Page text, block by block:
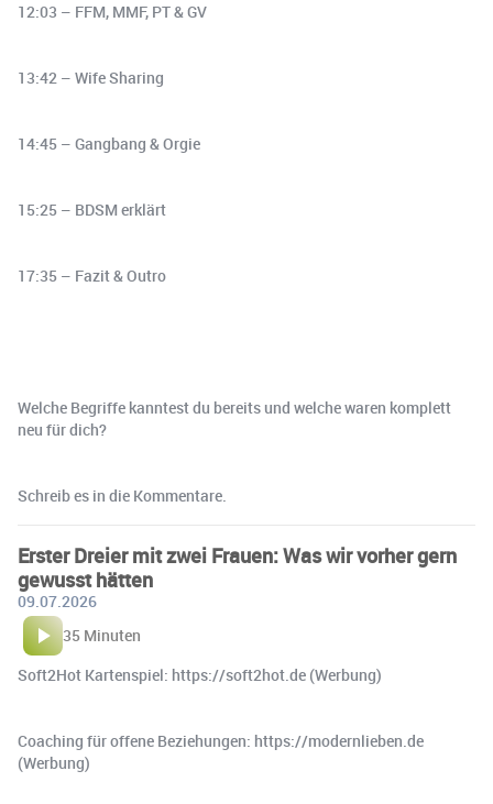
12:03 – FFM, MMF, PT & GV
13:42 – Wife Sharing
14:45 – Gangbang & Orgie
15:25 – BDSM erklärt
17:35 – Fazit & Outro
Welche Begriffe kanntest du bereits und welche waren komplett
neu für dich?
Schreib es in die Kommentare.
Erster Dreier mit zwei Frauen: Was wir vorher gern
gewusst hätten
09.07.2026
35 Minuten
Soft2Hot Kartenspiel: https://soft2hot.de (Werbung)
Coaching für offene Beziehungen: https://modernlieben.de
(Werbung)